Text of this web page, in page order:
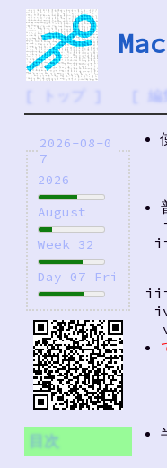
トップ 編
2026-08-0
7
2026
August
Week 32
Day 07 Fri
目次